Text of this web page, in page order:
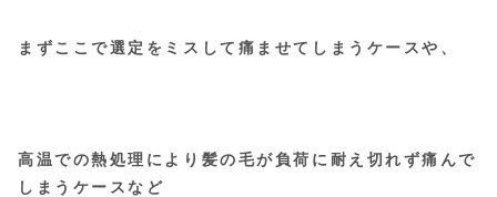
まずここで選定をミスして痛ませてしまうケースや、
高温での熱処理により髪の毛が負荷に耐え切れず痛んで
しまうケースなど